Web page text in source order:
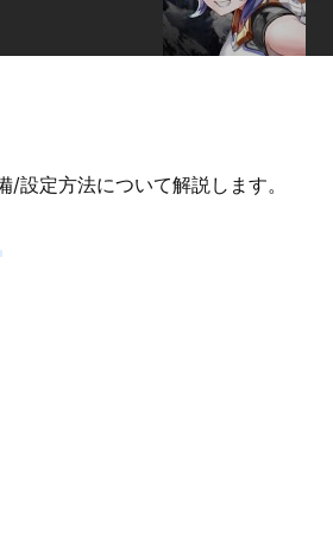
/設定方法について解説します。